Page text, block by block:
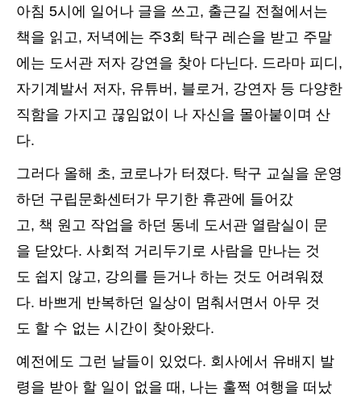
아침 5시에 일어나 글을 쓰고, 출근길 전철에서는
책을 읽고, 저녁에는 주3회 탁구 레슨을 받고 주말
에는 도서관 저자 강연을 찾아 다닌다. 드라마 피디,
자기계발서 저자, 유튜버, 블로거, 강연자 등 다양한
직함을 가지고 끊임없이 나 자신을 몰아붙이며 산
다.
그러다 올해 초, 코로나가 터졌다. 탁구 교실을 운영
하던 구립문화센터가 무기한 휴관에 들어갔
고, 책 원고 작업을 하던 동네 도서관 열람실이 문
을 닫았다. 사회적 거리두기로 사람을 만나는 것
도 쉽지 않고, 강의를 듣거나 하는 것도 어려워졌
다. 바쁘게 반복하던 일상이 멈춰서면서 아무 것
도 할 수 없는 시간이 찾아왔다.
예전에도 그런 날들이 있었다. 회사에서 유배지 발
령을 받아 할 일이 없을 때, 나는 훌쩍 여행을 떠났